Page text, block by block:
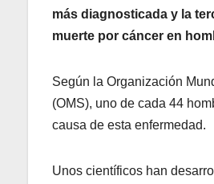
más diagnosticada y la
muerte por cáncer en
Según la Organización
(OMS), uno de cada 44
causa de esta enfermedad.
Unos científicos han